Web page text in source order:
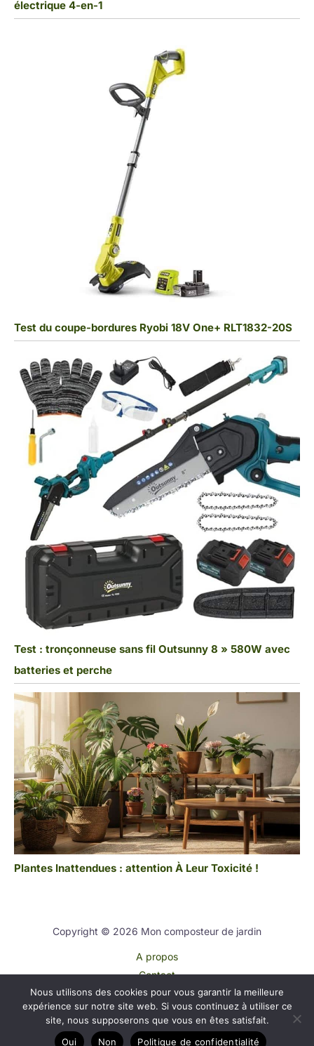
électrique 4-en-1
Test du coupe-bordures Ryobi 18V One+ RLT1832-20S
Test : tronçonneuse sans fil Outsunny 8 » 580W avec
batteries et perche
Plantes Inattendues : attention À Leur Toxicité !
Copyright © 2026 Mon composteur de jardin
A propos
Contact
Plan du site
Mentions légales
Politique de confidentialité
Nous utilisons des cookies pour vous garantir la meilleure
expérience sur notre site web. Si vous continuez à utiliser ce
site, nous supposerons que vous en êtes satisfait.
Oui
Non Politique de confidentialité